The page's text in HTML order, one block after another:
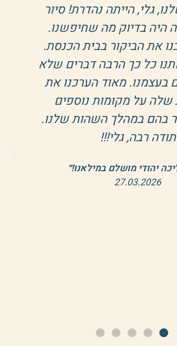
הייתה נהדרת! סיור
מה שחיפשנו.
בבית הכנסת.
כך הרבה דברים שלא
מאוד הערכנו את
מקומות נוספים
השהות שלנו.
גלי!!!
מושלם במילאנו!״